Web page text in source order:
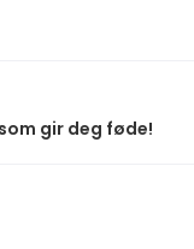
gir deg føde!